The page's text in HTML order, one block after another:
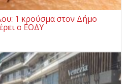
1 κρούσμα στον Δήμο
ο ΕΟΔΥ